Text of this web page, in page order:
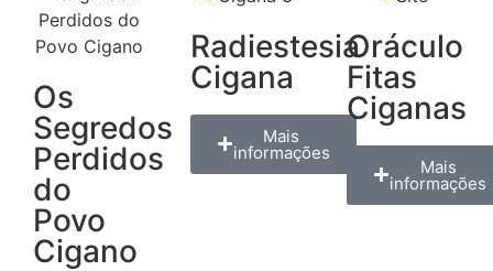
Os
Segredos
Perdidos
do
Povo
Cigano
Radiestesia
Cigana
Mais
informações
Oráculo
Fitas
Ciganas
Mais
informações